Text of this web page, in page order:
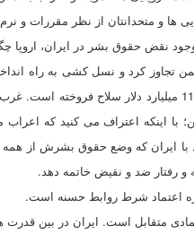
ها و متحدانتان از نظر مقررات و
نقض حقوق بشر در ایران، اروپا
تجاوز کرد و نسل کشی به راه
آمریکا هم فقط به عربستان 110 میلیارد
با اینکه اعتراف می کنید که
با ایران که وضع حقوق بشرش
و رفتار ضد و نقیض خاتمه دهد.
اعتماد شرط روابط حسنه است.
متقابل است. ایران در بین قدرت